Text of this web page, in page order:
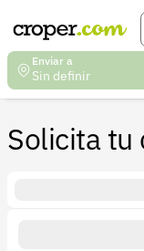
Enviar a
Sin definir
Solicita tu